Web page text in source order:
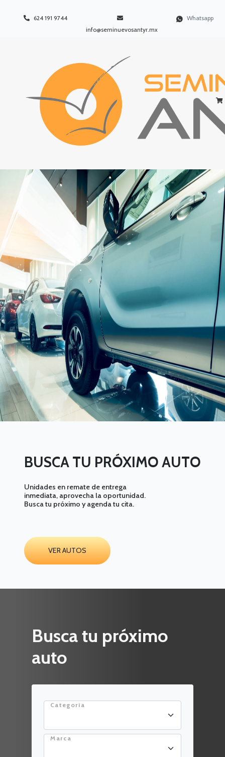
624 191 9744
info@seminuevosantyr.mx
Whatsapp
BUSCA TU PRÓXIMO AUTO
Unidades en remate de entrega
inmediata, aprovecha la oportunidad.
Busca tu próximo y agenda tu cita.
VER AUTOS
Busca tu próximo
auto
Categoria
Marca